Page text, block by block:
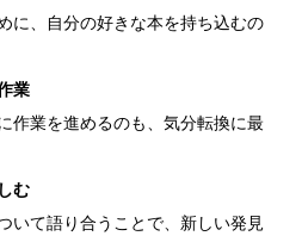
に、自分の好きな本を持ち込むの
業
作業を進めるのも、気分転換に最
む
いて語り合うことで、新しい発見